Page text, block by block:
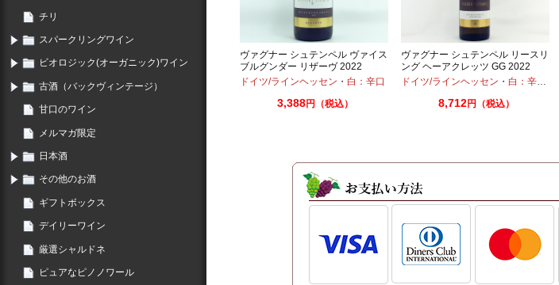
チリ
スパークリングワイン
ビオロジック(オーガニック)ワイン
古酒（バックヴィンテージ）
甘口のワイン
メルマガ限定
日本酒
その他のお酒
ギフトボックス
デイリーワイン
厳選シャルドネ
ピュアなピノノワール
ヴァグナー シュテンペル ヴァイス
ブルグンダー リザーヴ 2022
750ml
ドイツ/ラインヘッセン ・ 白：辛口
3,388円（税込）
ヴァグナー シュテンペル リースリ
ング ヘーアクレッツ GG 2022
750ml
ドイツ/ラインヘッセン ・ 白：辛口
8,712円（税込）